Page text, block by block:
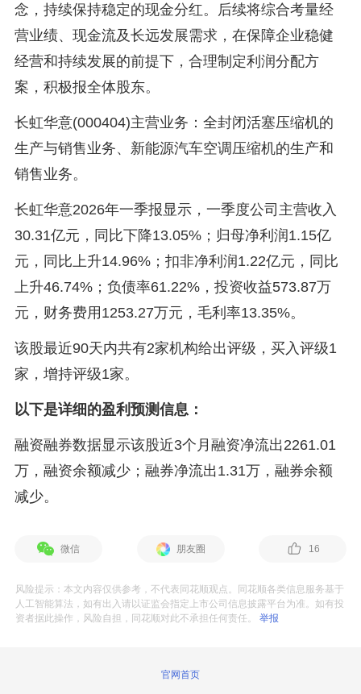
念，持续保持稳定的现金分红。后续将综合考量经
营业绩、现金流及长远发展需求，在保障企业稳健
经营和持续发展的前提下，合理制定利润分配方
案，积极报全体股东。
长虹华意(000404)主营业务：全封闭活塞压缩机的
生产与销售业务、新能源汽车空调压缩机的生产和
销售业务。
长虹华意2026年一季报显示，一季度公司主营收入
30.31亿元，同比下降13.05%；归母净利润1.15亿
元，同比上升14.96%；扣非净利润1.22亿元，同比
上升46.74%；负债率61.22%，投资收益573.87万
元，财务费用1253.27万元，毛利率13.35%。
该股最近90天内共有2家机构给出评级，买入评级1
家，增持评级1家。
以下是详细的盈利预测信息：
融资融券数据显示该股近3个月融资净流出2261.01
万，融资余额减少；融券净流出1.31万，融券余额
减少。
微信 朋友圈 16
风险提示：本文内容仅供参考，不代表同花顺观点。同花顺各类信息服务基于
人工智能算法，如有出入请以证监会指定上市公司信息披露平台为准。如有投
资者据此操作，风险自担，同花顺对此不承担任何责任。举报
官网首页